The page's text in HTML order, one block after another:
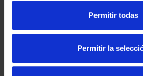
Permitir todas
Permitir la
CIUDADES PATRIMONIO
73,00 €